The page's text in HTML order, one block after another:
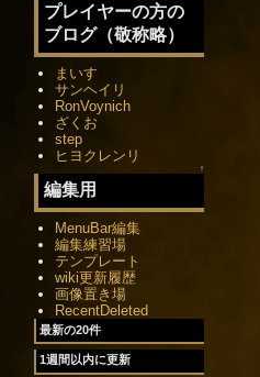
プレイヤーの方の
ブログ（敬称略）
まいす
サンヘイリ
RonVoynich
ざくお
step
ヒヨクレンリ
↑
編集用
MenuBar編集
編集練習場
テンプレート
wiki更新履歴
画像置き場
RecentDeleted
最新の20件
1週間以内に更新